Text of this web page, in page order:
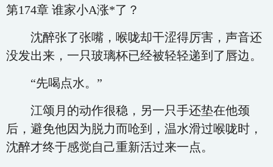
第174章 谁家小A涨*了？
沈醉张了张嘴，喉咙却干涩得厉害，声音还
没发出来，一只玻璃杯已经被轻轻递到了唇边。
“先喝点水。”
江颂月的动作很稳，另一只手还垫在他颈
后，避免他因为脱力而呛到，温水滑过喉咙时，
沈醉才终于感觉自己重新活过来一点。